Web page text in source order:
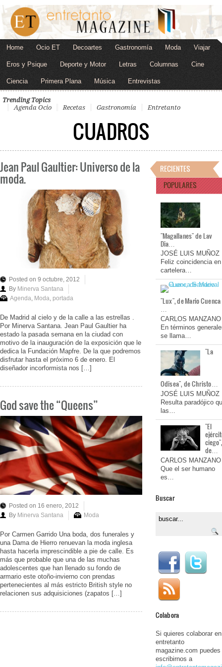
Home Ocio ET Decoartes Gastronomía Moda Viajar
Eros y Psique Deporte y Motor Letras Columnas Cine
Ciencia Primera Plana Música Entrevistas
Trending Topics
Agenda Ocio
Recetas Gastronomía Entretanto
CUADROS
Jean Paul Gaultier: Universo de la
moda.
Posted on 9 octubre, 2012
By Minerva Santana
Agenda, Moda, portada
De Madrid al cielo y de la calle a las estrellas .
Por Minerva Santana. Jean Paul Gaultier ha
estado la pasada semana en la ciudad con
motivo de la inauguración de la exposición que le
dedica la Fundación Mapfre. De la que podremos
disfrutar hasta el próximo 6 de enero. El
diseñador incorformista nos […]
God save the “Queens”
Posted on 16 enero, 2012
By Minerva Santana Moda
Por Carmen Garrido Una boda, dos funerales y
una Dama de Hierro renuevan la moda inglesa
hasta hacerla imprescindible a pie de calle. Es
más que probable que una de las muchas
adolescentes que han llenado su fondo de
armario este otoño-invierno con prendas
pertenecientes al más estricto British style no
relacionen sus adquisiciones (zapatos […]
RECIENTES
POPULARES
"Magallanes" de Lav
Dia…
JOSÉ LUIS MUÑOZ
Feliz coincidencia en
cartelera…
"Lux", de Mario Cuenca
…
CARLOS MANZANO
En términos
se llama…
"La
Odisea", de Christo…
JOSÉ LUIS MUÑOZ
Resulta paradójico
las…
"El
de…
CARLOS MANZANO
Que el ser humano
es…
Buscar
Colabora
Si quieres colaborar en
entretanto
magazine.com puedes
escribirnos a